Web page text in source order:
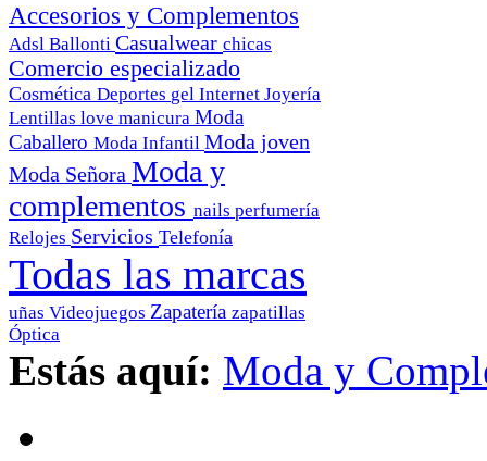
Accesorios y Complementos
Adsl Ballonti Casualwear chicas
Comercio especializado
Cosmética Deportes gel Internet Joyería
Lentillas love manicura Moda
Caballero Moda Infantil Moda joven
Moda Señora Moda y
complementos nails perfumería
Relojes Servicios Telefonía
Todas las marcas
uñas Videojuegos Zapatería zapatillas
Óptica
Estás aquí: Moda y